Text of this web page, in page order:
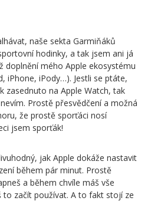
naše sekta Garmiňáků
hodinky, a tak jsem ani já
doplnění mého Apple ekosystému
iPhone, iPody…). Jestli se ptáte,
zasednuto na Apple Watch, tak
Prostě přesvědčení a možná
že prostě sporťáci nosí
jsem sporťák!
jak Apple dokáže nastavit
během pár minut. Prostě
a během chvíle máš vše
začít používat. A to fakt stojí ze